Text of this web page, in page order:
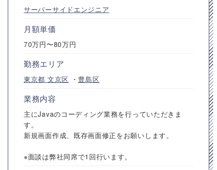
サーバーサイドエンジニア
月額単価
70万円〜80万円
勤務エリア
東京都 文京区 ・ 豊島区
業務内容
主にJavaのコーディング業務を行っていただきま
す。
新規画面作成、既存画面修正をお願いします。
※面談は弊社同席で1回行います。